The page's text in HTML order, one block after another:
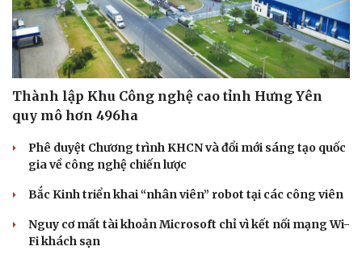
Thành lập Khu Công nghệ cao tỉnh Hưng Yên
quy mô hơn 496ha
Phê duyệt Chương trình KHCN và đổi mới sáng tạo quốc
gia về công nghệ chiến lược
Bắc Kinh triển khai “nhân viên” robot tại các công viên
Nguy cơ mất tài khoản Microsoft chỉ vì kết nối mạng Wi-
Fi khách sạn